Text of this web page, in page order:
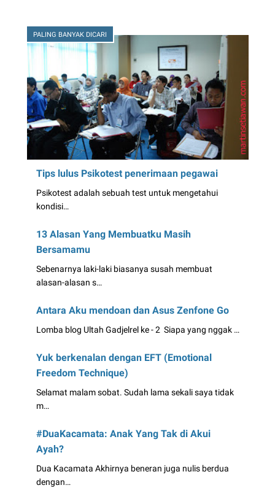
PALING BANYAK DICARI
Tips lulus Psikotest penerimaan pegawai
Psikotest adalah sebuah test untuk mengetahui
kondisi…
13 Alasan Yang Membuatku Masih
Bersamamu
Sebenarnya laki-laki biasanya susah membuat
alasan-alasan s…
Antara Aku mendoan dan Asus Zenfone Go
Lomba blog Ultah Gadjelrel ke - 2 Siapa yang nggak …
Yuk berkenalan dengan EFT (Emotional
Freedom Technique)
Selamat malam sobat. Sudah lama sekali saya tidak
m…
#DuaKacamata: Anak Yang Tak di Akui
Ayah?
Dua Kacamata Akhirnya beneran juga nulis berdua
dengan…